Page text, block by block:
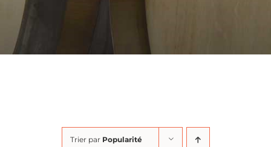
Trier par Popularité